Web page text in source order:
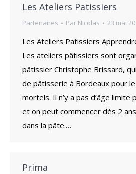
Les Ateliers Patissiers
Partenaires Par Nicolas 23 mai
Les Ateliers Patissiers
Les ateliers pâtissiers sont
pâtissier Christophe Brissard,
de pâtisserie à Bordeaux pour
mortels. Il n’y a pas d’âge limite
et on peut commencer dès 2
dans la pâte.…
Prima